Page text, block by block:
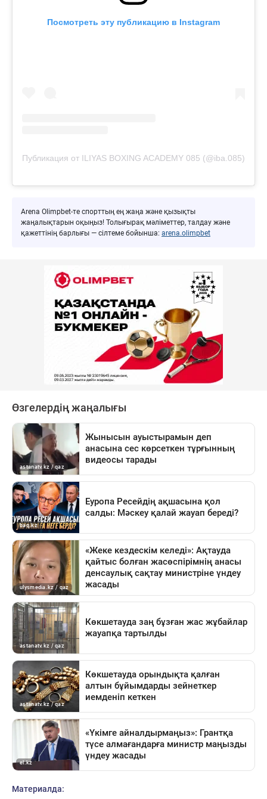
Посмотреть эту публикацию в Instagram
Публикация от ILIYAS BOXING ACADEMY 085 (@iba.085)
Arena Olimpbet-те спорттың ең жаңа және қызықты
жаңалықтарын оқыңыз! Толығырақ мәліметтер, талдау және
қажеттінің барлығы — сілтеме бойынша: arena.olimpbet
Материалда: